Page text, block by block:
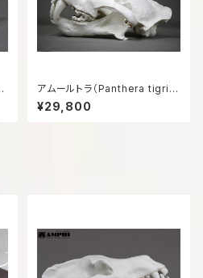
アムールトラ（Panthera tigris
altaica）等倍頭骨模型
¥29,800